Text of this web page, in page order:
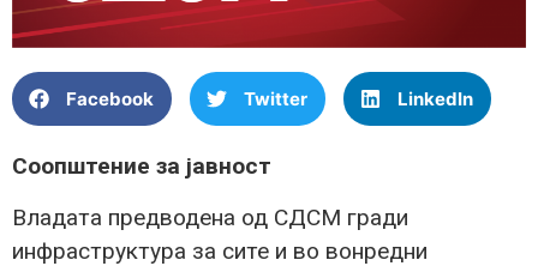
Facebook Twitter LinkedIn
Соопштение за јавност
Владата предводена од СДСМ гради
инфраструктура за сите и во вонредни